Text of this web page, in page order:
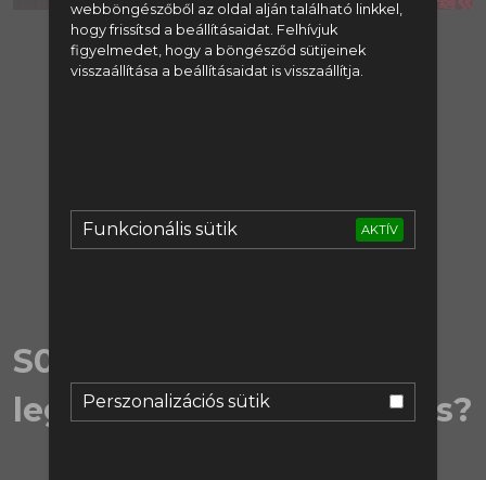
webböngészőből az oldal alján található linkkel,
hogy frissítsd a beállításaidat. Felhívjuk
figyelmedet, hogy a böngésződ sütijeinek
visszaállítása a beállításaidat is visszaállítja.
Funkcionális sütik AKTÍV
Perszonalizációs sütik
A tartalom megtekintéséhez
regisztrálj:
Bejelentkezés
S06EX40 | Kié legyen a
legkapósabb középpályás?